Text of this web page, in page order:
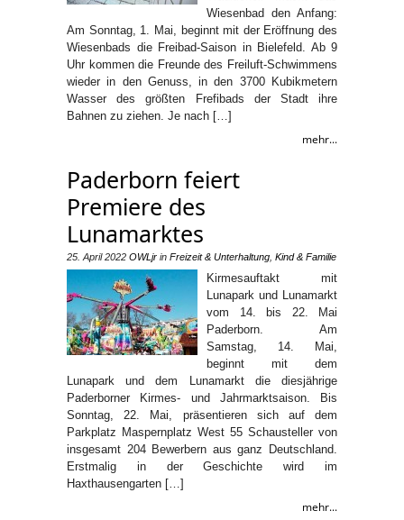
Wiesenbad den Anfang:
Am Sonntag, 1. Mai, beginnt mit der Eröffnung des
Wiesenbads die Freibad-Saison in Bielefeld. Ab 9
Uhr kommen die Freunde des Freiluft-Schwimmens
wieder in den Genuss, in den 3700 Kubikmetern
Wasser des größten Frefibads der Stadt ihre
Bahnen zu ziehen. Je nach […]
mehr...
Paderborn feiert
Premiere des
Lunamarktes
25. April 2022 OWLjr in Freizeit & Unterhaltung Kind & Familie
Kirmesauftakt mit
Lunapark und Lunamarkt
vom 14. bis 22. Mai
Paderborn. Am
Samstag, 14. Mai,
beginnt mit dem
Lunapark und dem Lunamarkt die diesjährige
Paderborner Kirmes- und Jahrmarktsaison. Bis
Sonntag, 22. Mai, präsentieren sich auf dem
Parkplatz Maspernplatz West 55 Schausteller von
insgesamt 204 Bewerbern aus ganz Deutschland.
Erstmalig in der Geschichte wird im
Haxthausengarten […]
mehr...